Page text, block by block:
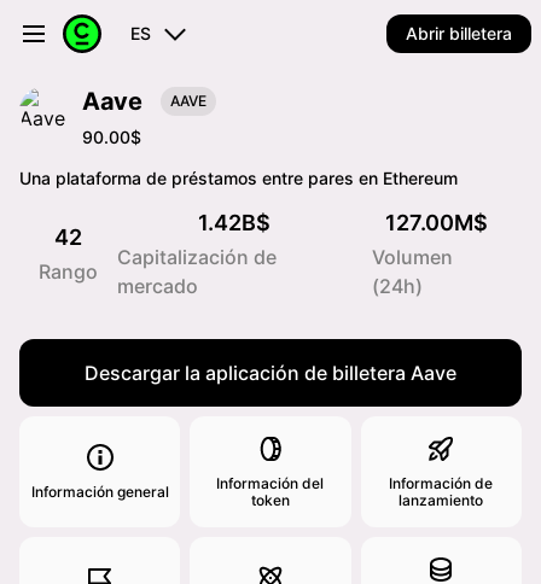
ES Abrir billetera
Aave AAVE
90.00$
Una plataforma de préstamos entre pares en Ethereum
42
Rango
1.42B$
Capitalización de
mercado
127.00M$
Volumen
(24h)
Descargar la aplicación de billetera Aave
Información general
Información del
token
Información de
lanzamiento